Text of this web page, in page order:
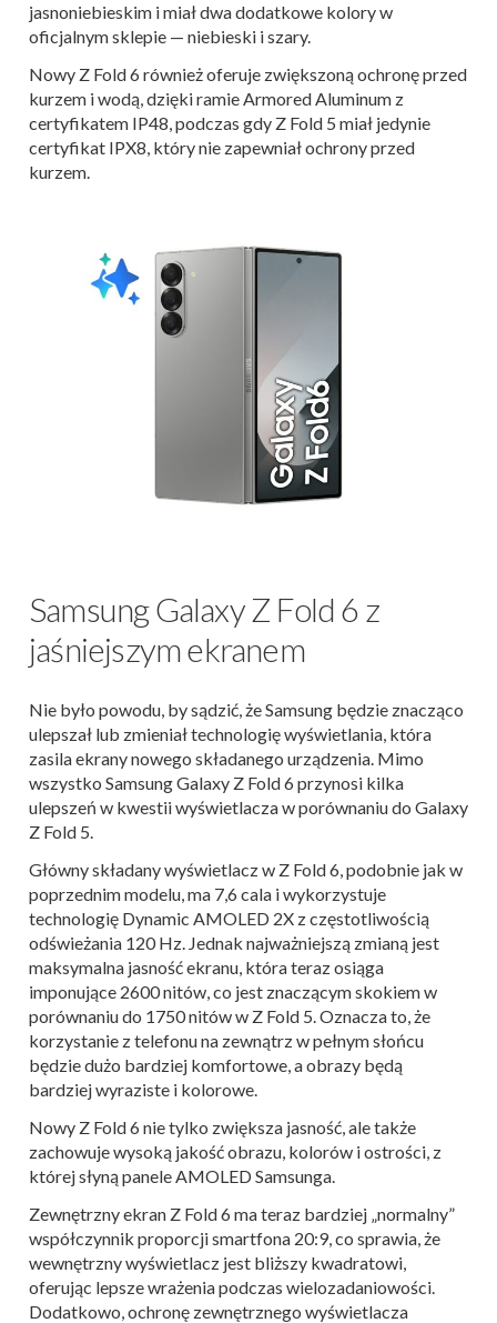
jasnoniebieskim i miał dwa dodatkowe kolory w
oficjalnym sklepie — niebieski i szary.
Nowy Z Fold 6 również oferuje zwiększoną ochronę przed
kurzem i wodą, dzięki ramie Armored Aluminum z
certyfikatem IP48, podczas gdy Z Fold 5 miał jedynie
certyfikat IPX8, który nie zapewniał ochrony przed
kurzem.
Samsung Galaxy Z Fold 6 z
jaśniejszym ekranem
Nie było powodu, by sądzić, że Samsung będzie znacząco
ulepszał lub zmieniał technologię wyświetlania, która
zasila ekrany nowego składanego urządzenia. Mimo
wszystko Samsung Galaxy Z Fold 6 przynosi kilka
ulepszeń w kwestii wyświetlacza w porównaniu do Galaxy
Z Fold 5.
Główny składany wyświetlacz w Z Fold 6, podobnie jak w
poprzednim modelu, ma 7,6 cala i wykorzystuje
technologię Dynamic AMOLED 2X z częstotliwością
odświeżania 120 Hz. Jednak najważniejszą zmianą jest
maksymalna jasność ekranu, która teraz osiąga
imponujące 2600 nitów, co jest znaczącym skokiem w
porównaniu do 1750 nitów w Z Fold 5. Oznacza to, że
korzystanie z telefonu na zewnątrz w pełnym słońcu
będzie dużo bardziej komfortowe, a obrazy będą
bardziej wyraziste i kolorowe.
Nowy Z Fold 6 nie tylko zwiększa jasność, ale także
zachowuje wysoką jakość obrazu, kolorów i ostrości, z
której słyną panele AMOLED Samsunga.
Zewnętrzny ekran Z Fold 6 ma teraz bardziej „normalny”
współczynnik proporcji smartfona 20:9, co sprawia, że
wewnętrzny wyświetlacz jest bliższy kwadratowi,
oferując lepsze wrażenia podczas wielozadaniowości.
Dodatkowo, ochronę zewnętrznego wyświetlacza